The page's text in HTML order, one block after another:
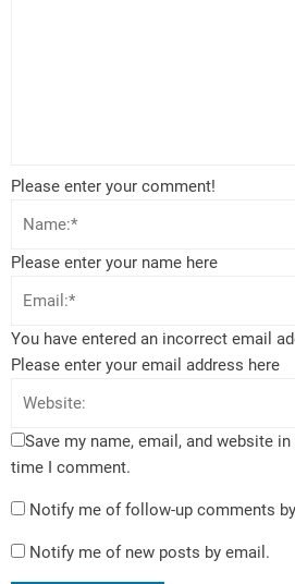
Please enter your comment!
Please enter your name here
You have entered an incorrect email
Please enter your email address here
Save my name, email, and website
time I comment.
Notify me of follow-up comments
Notify me of new posts by email.